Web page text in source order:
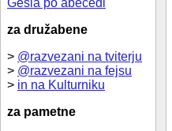
Gesla po abecedi
za družabene
> @razvezani na tviterju
> @razvezani na fejsu
> in na Kulturniku
za pametne